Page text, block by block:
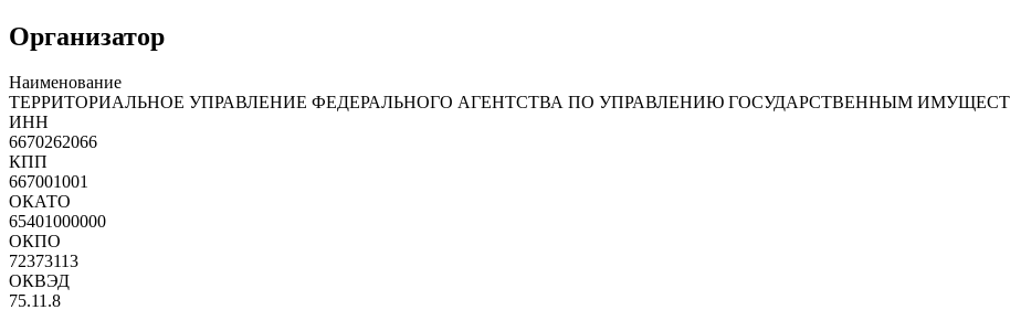
Организатор
Наименование
ТЕРРИТОРИАЛЬНОЕ УПРАВЛЕНИЕ ФЕДЕРАЛЬНОГО АГЕНТСТВА ПО УПРАВЛЕНИЮ ГОСУДАРСТВЕННЫМ
ИНН
6670262066
КПП
667001001
ОКАТО
65401000000
ОКПО
72373113
ОКВЭД
75.11.8